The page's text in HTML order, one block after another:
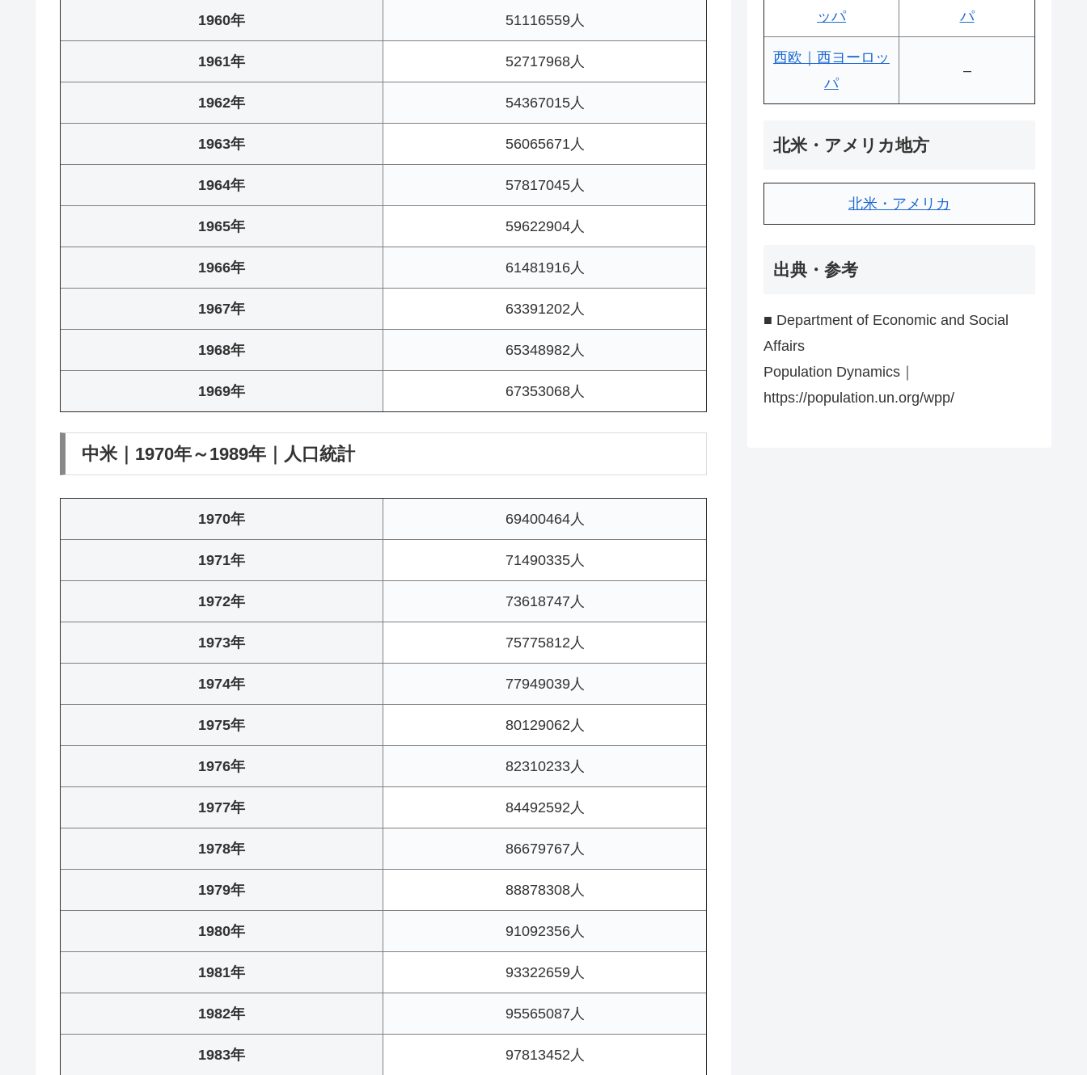
1960年 51116559人
1961年 52717968人
1962年 54367015人
1963年 56065671人
1964年 57817045人
1965年 59622904人
1966年 61481916人
1967年 63391202人
1968年 65348982人
1969年 67353068人
中米｜1970年～1989年｜人口統計
1970年 69400464人
1971年 71490335人
1972年 73618747人
1973年 75775812人
1974年 77949039人
1975年 80129062人
1976年 82310233人
1977年 84492592人
1978年 86679767人
1979年 88878308人
1980年 91092356人
1981年 93322659人
1982年 95565087人
1983年 97813452人
ッパ
パ
西欧｜西ヨーロッ
パ
–
北米・アメリカ地方
北米・アメリカ
出典・参考
■ Department of Economic and Social
Affairs
Population Dynamics｜
https://population.un.org/wpp/